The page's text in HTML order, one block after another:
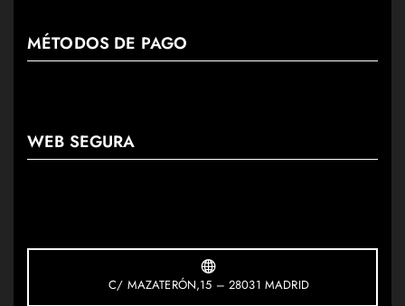
MÉTODOS DE PAGO
WEB SEGURA
C/ MAZATERÓN,15 – 28031 MADRID